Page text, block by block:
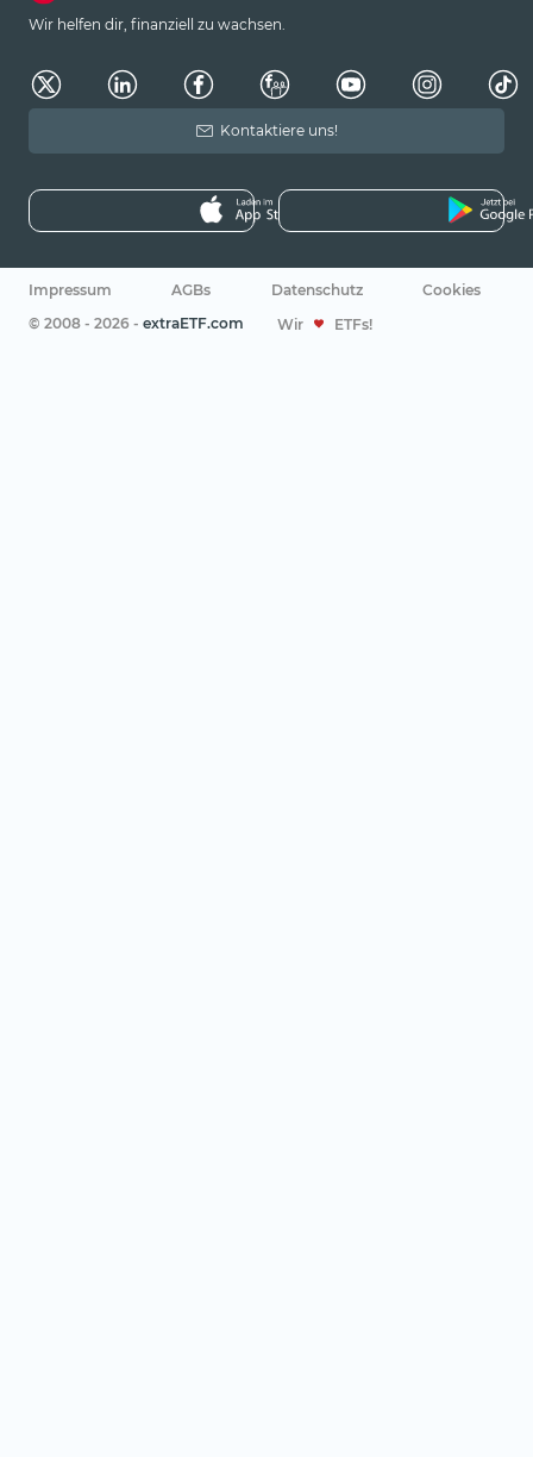
Wir helfen dir, finanziell zu wachsen.
Kontaktiere uns!
Impressum AGBs Datenschutz
Cookies
© 2008 - 2026 - extraETF.com Wir ETFs!